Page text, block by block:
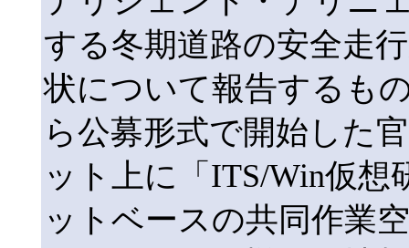
する冬期道路の安全走
状について報告するも
ら公募形式で開始した
ット上に「ITS/Win仮
ットベースの共同作業